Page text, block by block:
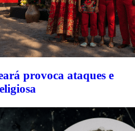
provoca ataques e